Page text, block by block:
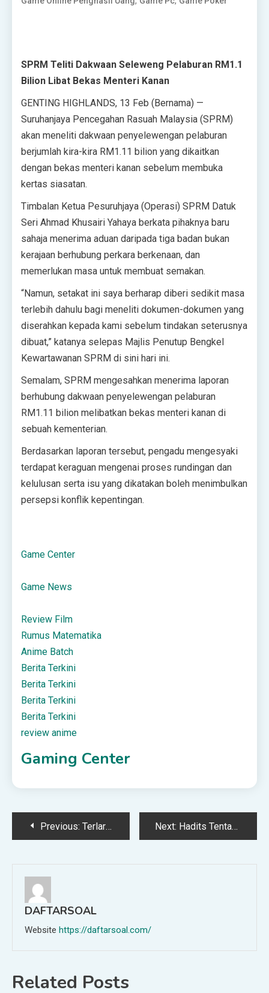
SPRM Teliti Dakwaan Seleweng Pelaburan RM1.1
Bilion Libat Bekas Menteri Kanan
GENTING HIGHLANDS, 13 Feb (Bernama) —
Suruhanjaya Pencegahan Rasuah Malaysia (SPRM)
akan meneliti dakwaan penyelewengan pelaburan
berjumlah kira-kira RM1.11 bilion yang dikaitkan
dengan bekas menteri kanan sebelum membuka
kertas siasatan.
Timbalan Ketua Pesuruhjaya (Operasi) SPRM Datuk
Seri Ahmad Khusairi Yahaya berkata pihaknya baru
sahaja menerima aduan daripada tiga badan bukan
kerajaan berhubung perkara berkenaan, dan
memerlukan masa untuk membuat semakan.
“Namun, setakat ini saya berharap diberi sedikit masa
terlebih dahulu bagi meneliti dokumen-dokumen yang
diserahkan kepada kami sebelum tindakan seterusnya
dibuat,” katanya selepas Majlis Penutup Bengkel
Kewartawanan SPRM di sini hari ini.
Semalam, SPRM mengesahkan menerima laporan
berhubung dakwaan penyelewengan pelaburan
RM1.11 bilion melibatkan bekas menteri kanan di
sebuah kementerian.
Berdasarkan laporan tersebut, pengadu mengesyaki
terdapat keraguan mengenai proses rundingan dan
kelulusan serta isu yang dikatakan boleh menimbulkan
persepsi konflik kepentingan.
Game Center
Game News
Review Film
Rumus Matematika
Anime Batch
Berita Terkini
Berita Terkini
Berita Terkini
Berita Terkini
review anime
Gaming Center
PostPrevious: Terlarangkah Berdoa Dengan “Insya Allah”? Next: Hadits Tentang Pencari Ilmu dengan Motivasi Dunia
DAFTARSOAL
Website https://daftarsoal.com/
Related Posts